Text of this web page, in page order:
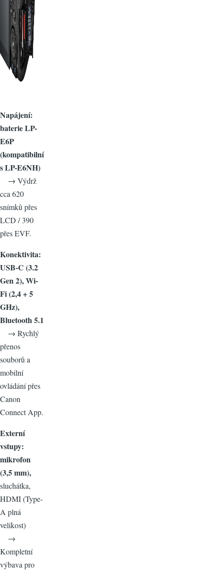
Napájení:
baterie LP-
E6P
(kompatibilní
s LP-E6NH)
→ Výdrž
cca 620
snímků přes
LCD / 390
přes EVF.
Konektivita:
USB-C (3.2
Gen 2), Wi-
Fi (2,4 + 5
GHz),
Bluetooth 5.1
→ Rychlý
přenos
souborů a
mobilní
ovládání přes
Canon
Connect App.
Externí
vstupy:
mikrofon
(3,5 mm),
sluchátka,
HDMI (Type-
A plná
velikost)
→
Kompletní
výbava pro